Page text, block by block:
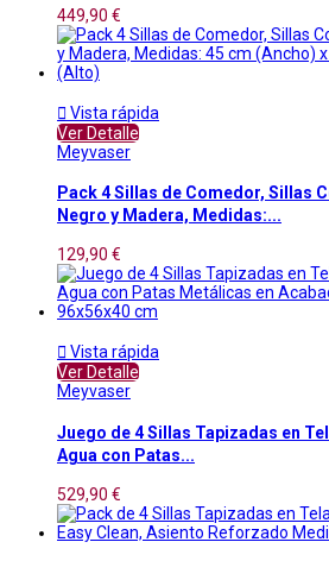
449,90 €
 Vista rápida
Ver Detalle
Meyvaser
Pack 4 Sillas de Comedor, Sillas
Negro y Madera, Medidas:...
129,90 €
 Vista rápida
Ver Detalle
Meyvaser
Juego de 4 Sillas Tapizadas en
Agua con Patas...
529,90 €